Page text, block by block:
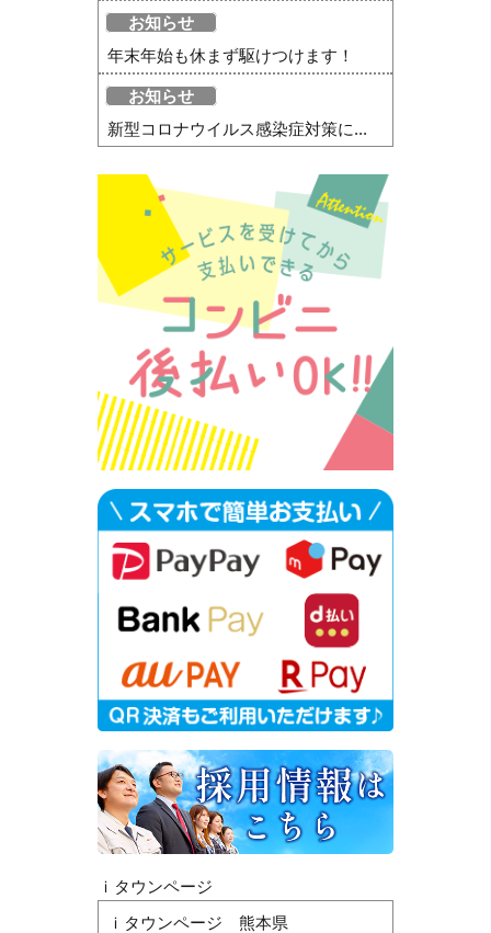
お知らせ
年末年始も休まず駆けつけます！
お知らせ
新型コロナウイルス感染症対策に...
ｉタウンページ
ｉタウンページ 熊本県